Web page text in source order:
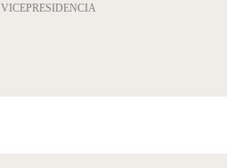
VICEPRESIDENCIA